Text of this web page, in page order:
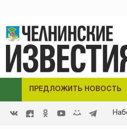
ПРЕДЛОЖИТЬ НОВОСТЬ